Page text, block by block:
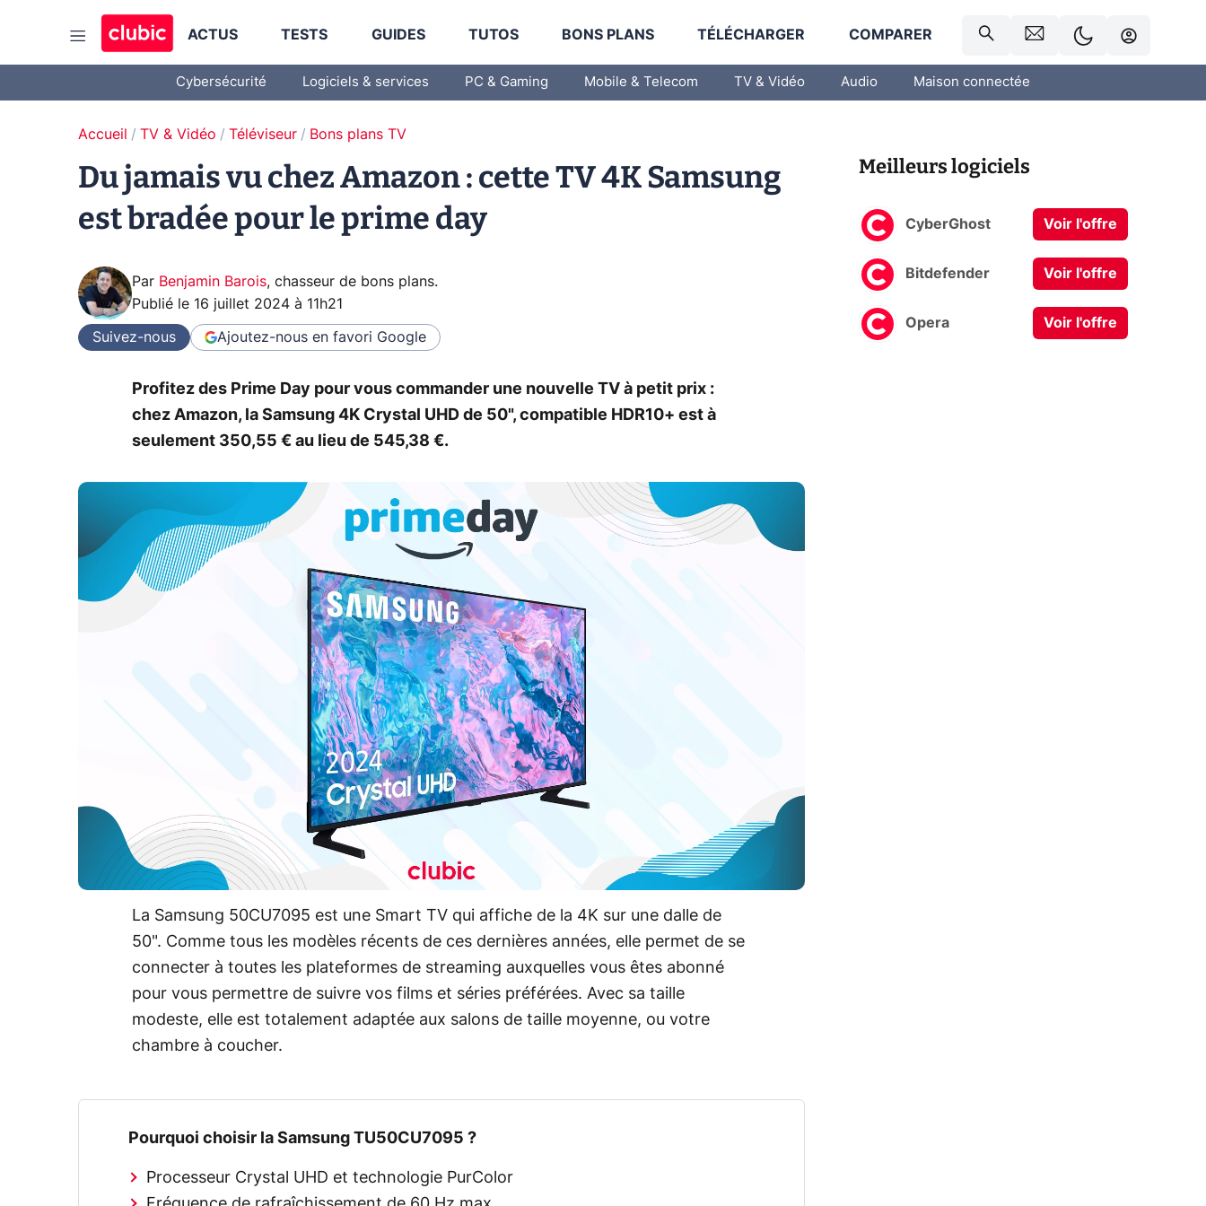
ACTUS TESTS GUIDES TUTOS BONS PLANS TÉLÉCHARGER COMPARER
Cybersécurité Logiciels & services PC & Gaming Mobile & Telecom TV & Vidéo Audio Maison connectée
Accueil TV & Vidéo Téléviseur Bons plans TV
Du jamais vu chez Amazon : cette TV 4K Samsung
est bradée pour le prime day
Par Benjamin Barois, chasseur de bons plans.
Publié le 16 juillet 2024 à 11h21
Suivez-nous Ajoutez-nous en favori Google
Profitez des Prime Day pour vous commander une nouvelle TV à petit prix :
chez Amazon, la Samsung 4K Crystal UHD de 50", compatible HDR10+ est à
seulement 350,55 € au lieu de 545,38 €.
La Samsung 50CU7095 est une Smart TV qui affiche de la 4K sur une dalle de
50". Comme tous les modèles récents de ces dernières années, elle permet de se
connecter à toutes les plateformes de streaming auxquelles vous êtes abonné
pour vous permettre de suivre vos films et séries préférées. Avec sa taille
modeste, elle est totalement adaptée aux salons de taille moyenne, ou votre
chambre à coucher.
Pourquoi choisir la Samsung TU50CU7095 ?
Processeur Crystal UHD et technologie PurColor
Meilleurs logiciels
CyberGhost Voir l'offre
Bitdefender Voir l'offre
Opera Voir l'offre